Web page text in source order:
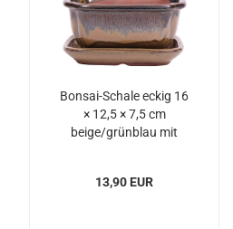
Bonsai-Schale eckig 16
× 12,5 × 7,5 cm
beige/grünblau mit
13,90 EUR